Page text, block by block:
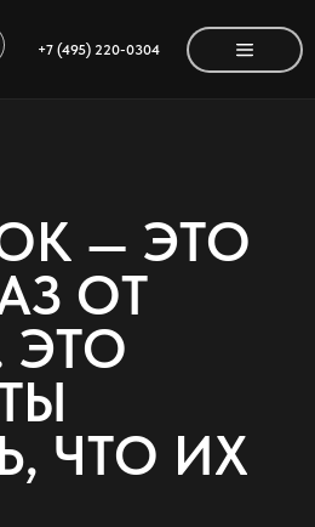
+7 (495) 220-0304
— ЭТО
ОТ
ЭТО
ЧТО ИХ